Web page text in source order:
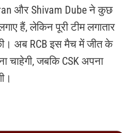
और Shivam Dube ने कुछ
हैं, लेकिन पूरी टीम लगातार
अब RCB इस मैच में जीत के
चाहेगी, जबकि CSK अपना